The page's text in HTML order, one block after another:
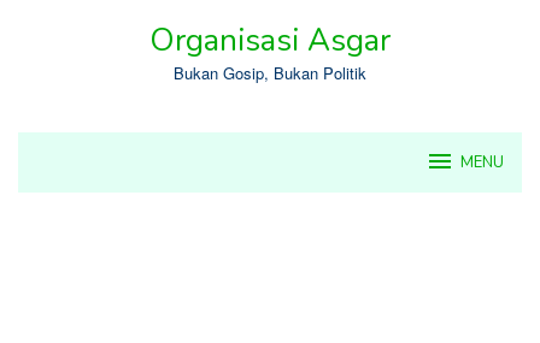
Organisasi Asgar
Bukan Gosip, Bukan Politik
MENU